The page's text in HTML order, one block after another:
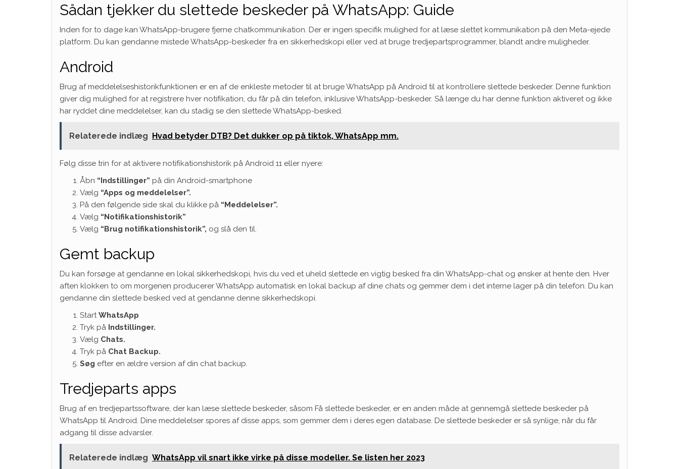
Sådan tjekker du slettede beskeder på WhatsApp: Guide
Inden for to dage kan WhatsApp-brugere fjerne chatkommunikation. Der er ingen specifik mulighed for at læse slettet kommunikation på den Meta-ejede
platform. Du kan gendanne mistede WhatsApp-beskeder fra en sikkerhedskopi eller ved at bruge tredjepartsprogrammer, blandt andre muligheder.
Android
Brug af meddelelseshistorikfunktionen er en af ​​de enkleste metoder til at bruge WhatsApp på Android til at kontrollere slettede beskeder. Denne funktion
giver dig mulighed for at registrere hver notifikation, du får på din telefon, inklusive WhatsApp-beskeder. Så længe du har denne funktion aktiveret og ikke
har ryddet dine meddelelser, kan du stadig se den slettede WhatsApp-besked.
Relaterede indlæg Hvad betyder DTB? Det dukker op på tiktok, WhatsApp mm.
Følg disse trin for at aktivere notifikationshistorik på Android 11 eller nyere:
Åbn “Indstillinger” på din Android-smartphone
Vælg “Apps og meddelelser”.
På den følgende side skal du klikke på “Meddelelser”.
Vælg “Notifikationshistorik”
Vælg “Brug notifikationshistorik”, og slå den til.
Gemt backup
Du kan forsøge at gendanne en lokal sikkerhedskopi, hvis du ved et uheld slettede en vigtig besked fra din WhatsApp-chat og ønsker at hente den. Hver
aften klokken to om morgenen producerer WhatsApp automatisk en lokal backup af dine chats og gemmer dem i det interne lager på din telefon. Du kan
gendanne din slettede besked ved at gendanne denne sikkerhedskopi.
StartWhatsApp
Tryk på Indstillinger.
Vælg Chats.
Tryk på Chat Backup.
Søg efter en ældre version af din chat backup.
Tredjeparts apps
Brug af en tredjepartssoftware, der kan læse slettede beskeder, såsom Få slettede beskeder, er en anden måde at gennemgå slettede beskeder på
WhatsApp til Android. Dine meddelelser spores af disse apps, som gemmer dem i deres egen database. De slettede beskeder er så synlige, når du får
adgang til disse advarsler.
Relaterede indlæg WhatsApp vil snart ikke virke på disse modeller. Se listen her 2023